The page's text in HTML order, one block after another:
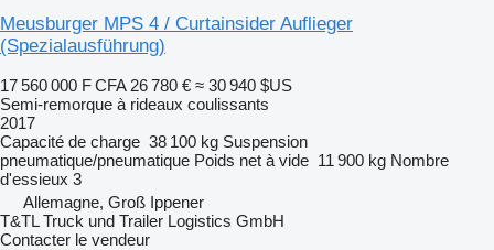
Meusburger MPS 4 / Curtainsider Auflieger
(Spezialausführung)
17 560 000 F CFA 26 780 € ≈ 30 940 $US
Semi-remorque à rideaux coulissants
2017
Capacité de charge 38 100 kg Suspension
pneumatique/pneumatique Poids net à vide 11 900 kg Nombre
d'essieux 3
Allemagne, Groß Ippener
T&TL Truck und Trailer Logistics GmbH
Contacter le vendeur